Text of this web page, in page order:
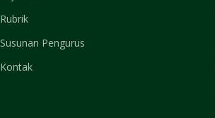
Rubrik
Susunan Pengurus
Kontak